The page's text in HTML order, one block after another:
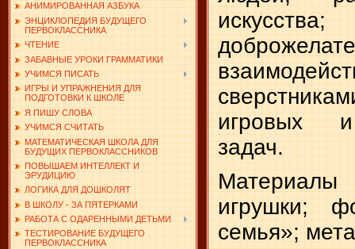
АНИМИРОВАННАЯ АЗБУКА
ЭНЦИКЛОПЕДИЯ БУДУЩЕГО
ПЕРВОКЛАССНИКА
ЧТЕНИЕ
ЗАБАВНЫЕ УРОКИ ГРАММАТИКИ
УЧИМСЯ ПИСАТЬ
ИГРЫ И УПРАЖНЕНИЯ ДЛЯ
ПОДГОТОВКИ К ШКОЛЕ
Я ПИШУ СЛОВА
УЧИМСЯ СЧИТАТЬ
МАТЕМАТИЧЕСКАЯ ШКОЛА ДЛЯ
БУДУЩИХ ПЕРВОКЛАССНИКОВ
ПОВЫШАЕМ ИНТЕЛЛЕКТ И
ЭРУДИЦИЮ
ЛОГИКА ДЛЯ ДОШКОЛЯТ
В ШКОЛУ - ЗА ПЯТЕРКАМИ
РАБОТА С ОДАРЕННЫМИ ДЕТЬМИ
ТЕСТИРОВАНИЕ БУДУЩЕГО
ПЕРВОКЛАССНИКА
игровых и
задач.
игрушки;
семья»;